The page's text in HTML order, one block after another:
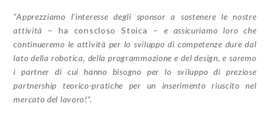
“Apprezziamo l’interesse degli sponsor a sostenere le nostre
attività – ha conscloso Stoica – e assicuriamo loro che
continueremo le attività per lo sviluppo di competenze dure dal
lato della robotica, della programmazione e del design, e saremo
i partner di cui hanno bisogno per lo sviluppo di preziose
partnership teorico-pratiche per un inserimento riuscito nel
mercato del lavoro!“.